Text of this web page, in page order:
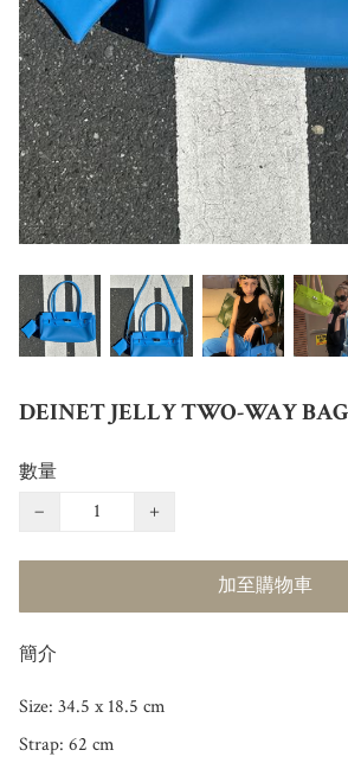
DEINET JELLY TWO-WAY
數量
−
+
加至購物車
簡介
Size: 34.5 x 18.5 cm
Strap: 62 cm